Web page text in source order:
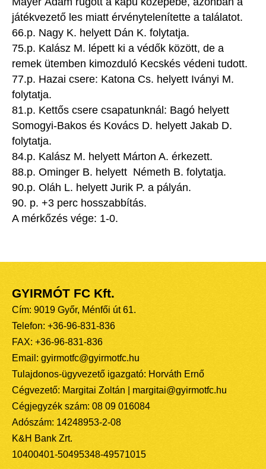
játékvezető les miatt érvénytelenítette a találatot.
66.p. Nagy K. helyett Dán K. folytatja.
75.p. Kalász M. lépett ki a védők között, de a
remek ütemben kimozduló Kecskés védeni tudott.
77.p. Hazai csere: Katona Cs. helyett Iványi M.
folytatja.
81.p. Kettős csere csapatunknál: Bagó helyett
Somogyi-Bakos és Kovács D. helyett Jakab D.
folytatja.
84.p. Kalász M. helyett Márton A. érkezett.
88.p. Ominger B. helyett Németh B. folytatja.
90.p. Oláh L. helyett Jurik P. a pályán.
90. p. +3 perc hosszabbítás.
A mérkőzés vége: 1-0.
GYIRMÓT FC Kft.
Cím: 9019 Győr, Ménfői út 61.
Telefon: +36-96-831-836
FAX: +36-96-831-836
Email: gyirmotfc@gyirmotfc.hu
Tulajdonos-ügyvezető igazgató: Horváth Ernő
Cégvezető: Margitai Zoltán | margitai@gyirmotfc.hu
Cégjegyzék szám: 08 09 016084
Adószám: 14248953-2-08
K&H Bank Zrt.
10400401-50495348-49571015